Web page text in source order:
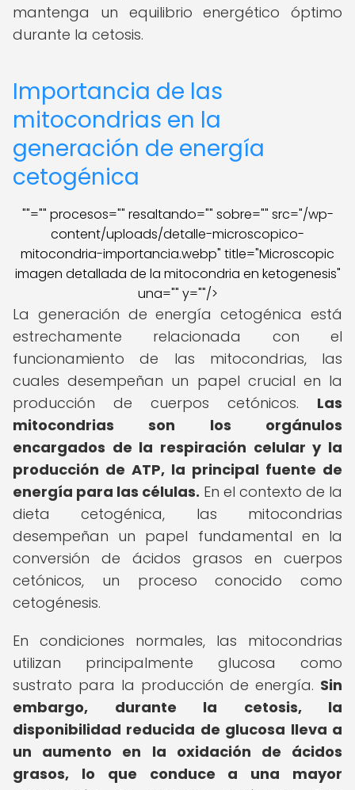
mantenga un equilibrio energético óptimo
durante la cetosis.
Importancia de las
mitocondrias en la
generación de energía
cetogénica
""="" procesos="" resaltando="" sobre="" src="/wp-
content/uploads/detalle-microscopico-
mitocondria-importancia.webp" title="Microscopic
imagen detallada de la mitocondria en ketogenesis"
una="" y=""/>
La generación de energía cetogénica está
estrechamente relacionada con el
funcionamiento de las mitocondrias, las
cuales desempeñan un papel crucial en la
producción de cuerpos cetónicos. Las
mitocondrias son los orgánulos
encargados de la respiración celular y la
producción de ATP, la principal fuente de
energía para las células. En el contexto de la
dieta cetogénica, las mitocondrias
desempeñan un papel fundamental en la
conversión de ácidos grasos en cuerpos
cetónicos, un proceso conocido como
cetogénesis.
En condiciones normales, las mitocondrias
utilizan principalmente glucosa como
sustrato para la producción de energía. Sin
embargo, durante la cetosis, la
disponibilidad reducida de glucosa lleva a
un aumento en la oxidación de ácidos
grasos, lo que conduce a una mayor